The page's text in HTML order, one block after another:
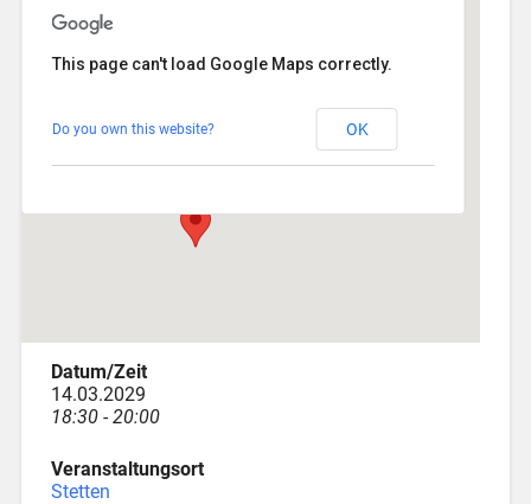
Veranstaltungen
This page can't load Google Maps correctly.
Do you own this website? OK
Datum/Zeit
14.03.2029
18:30 - 20:00
Veranstaltungsort
Stetten